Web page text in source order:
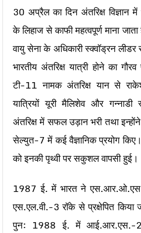
30 अप्रैल का दिन अंतरिक्ष विज्ञान में
के लिहाज से काफी महत्वपूर्ण माना
वायु सेना के अधिकारी स्क्वॉड्रन लीडर
भारतीय अंतरिक्ष यात्री होने का
टी-11 नामक अंतरिक्ष यान से
यात्रियों यूरी मैलिशेव और
अंतरिक्ष में सफल उड़ान भरी तथा इन्होंने
सेल्युत-7 में कई वैज्ञानिक प्रयोग
को इनकी पृथ्वी पर सकुशल वापसी हुई।
1987 ई. में भारत ने
एस.एल.वी.-3 रॉके से प्रक्षेपित
पुन: 1988 ई. में आई.आर.एस.-2